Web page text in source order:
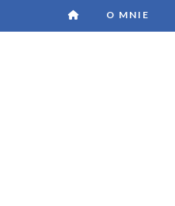
O MNIE